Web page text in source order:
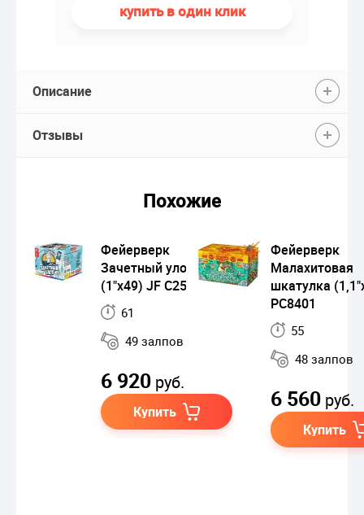
купить в один клик
Описание
Отзывы
Похожие
Фейерверк
Зачетный улов
(1"х49) JF C25-49/01
61
49 залпов
6 920 руб.
Купить
Фейерверк
Малахитовая
шкатулка
РС8401
55
48 залпов
6 560 руб.
Купить